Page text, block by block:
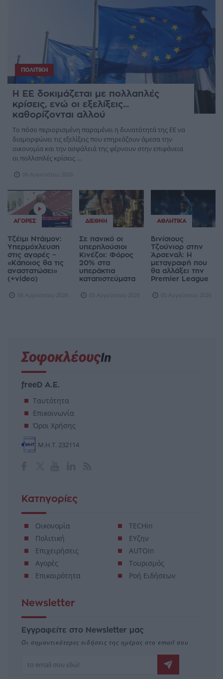
ΠΟΛΙΤΙΚΉ
Η ΕΕ δοκιμάζεται με πολλαπλές
κρίσεις, ενώ οι εξελίξεις...
καθορίζονται αλλού
Το πόσο περιορισμένη παραμένει η δυνατότητά της ΕΕ να
διαμορφώνει τις εξελίξεις που επηρεάζουν άμεσα την
οικονομία και την ασφάλειά της φέρνουν στην επιφάνεια
οι πολλαπλές κρίσεις ...
06 Αυγούστου 2026
ΑΓΟΡΈΣ
Τζέιμι Ντάιμον:
Υπερμόχλευση
στις αγορές –
«Κάποιος θα τις
αναστατώσει»
(+video)
06 Αυγούστου 2026
ΔΙΕΘΝΉ
Σε πανικό οι
υπερπλούσιοι
Κινέζοι: Φόρος
20% στα
υπεράκτια
καταπιστεύματα
05 Αυγούστου 2026
ΑΘΛΗΤΙΚΆ
Βινίσιους
Τζούνιορ στην
Άρσεναλ: Η
μεταγραφή που
θα αλλάξει την
Premier League
05 Αυγούστου 2026